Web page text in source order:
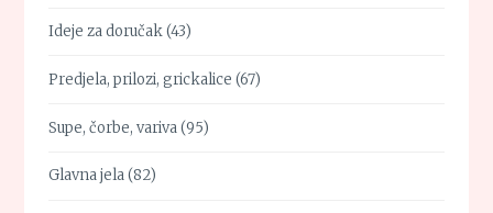
Ideje za doručak(43)
Predjela, prilozi, grickalice (67)
Supe, čorbe, variva(95)
Glavna jela(82)